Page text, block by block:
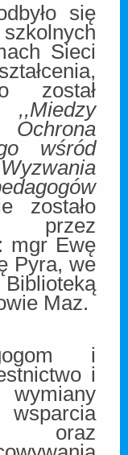
się
Sieci
został
wśród
zostało
przez
mgr Ewę
Pyra, we
Maz.
i
i
oraz